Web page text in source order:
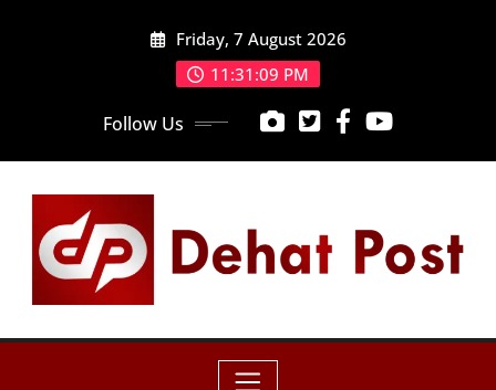
Friday, 7 August 2026
11:31:11 PM
Follow Us